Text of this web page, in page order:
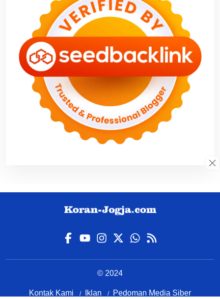
© 2024
Kontak Kami Iklan Pedoman Media Siber